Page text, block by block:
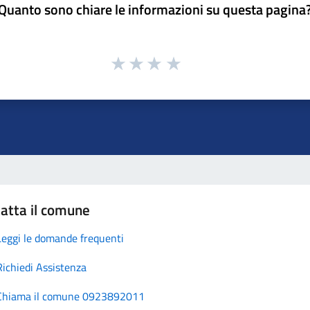
sono chiare le informazioni su questa
il comune
le domande frequenti
Assistenza
il comune 0923892011